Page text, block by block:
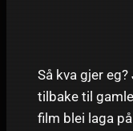
Så kva gjer
tilbake til
film blei laga